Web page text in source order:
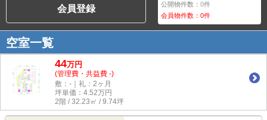
会員登録 公開物件数：0件
会員物件数：0件
空室一覧
44万円
(管理費・共益費 -)
敷：-｜礼：2ヶ月
坪単価： 4.52万円
2階 / 32.23㎡ / 9.74坪